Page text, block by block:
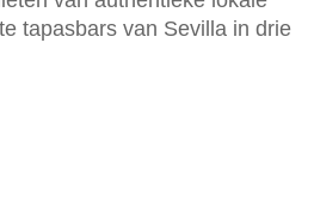
tapasbars van Sevilla in drie